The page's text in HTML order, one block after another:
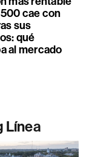
cae con
sus
qué
al mercado
Línea